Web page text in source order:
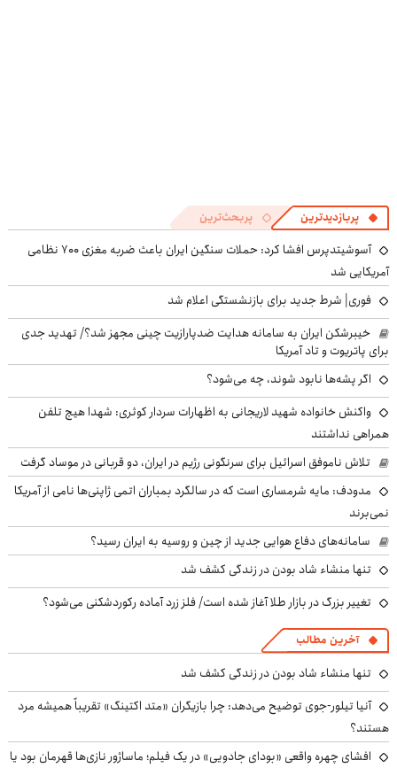
پربازدیدترین پربحث‌ترین
آسوشیتدپرس افشا کرد: حملات سنگین ایران باعث ضربه مغزی ۷۰۰ نظامی
آمریکایی شد
فوری| شرط جدید برای بازنشستگی اعلام شد
خیبرشکن ایران به سامانه هدایت ضدپارازیت چینی مجهز شد؟/ تهدید جدی
برای پاتریوت و تاد آمریکا
اگر پشه‌ها نابود شوند، چه می‌شود؟
واکنش خانواده شهید لاریجانی به اظهارات سردار کوثری: شهدا هیچ تلفن
همراهی نداشتند
تلاش ناموفق اسرائیل برای سرنگونی رژیم در ایران، دو قربانی در موساد گرفت
مدودف: مایه شرمساری است که در سالگرد بمباران اتمی ژاپنی‌ها نامی از آمریکا
نمی‌برند
سامانه‌های دفاع هوایی جدید از چین و روسیه به ایران رسید؟
تنها منشاء شاد بودن در زندگی کشف شد
تغییر بزرگ در بازار طلا آغاز شده است/ فلز زرد آماده رکوردشکنی می‌شود؟
آخرین مطالب
تنها منشاء شاد بودن در زندگی کشف شد
آنیا تیلور-جوی توضیح می‌دهد: چرا بازیگران «متد اکتینگ» تقریباً همیشه مرد
هستند؟
افشای چهره واقعی «بودای جادویی» در یک فیلم؛ ماساژور نازی‌ها قهرمان بود یا